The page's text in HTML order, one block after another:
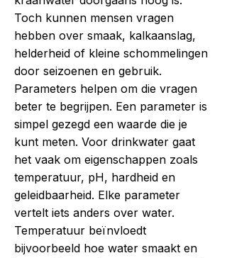
Toch kunnen mensen vragen
hebben over smaak, kalkaanslag,
helderheid of kleine schommelingen
door seizoenen en gebruik.
Parameters helpen om die vragen
beter te begrijpen. Een parameter is
simpel gezegd een waarde die je
kunt meten. Voor drinkwater gaat
het vaak om eigenschappen zoals
temperatuur, pH, hardheid en
geleidbaarheid. Elke parameter
vertelt iets anders over water.
Temperatuur beïnvloedt
bijvoorbeeld hoe water smaakt en